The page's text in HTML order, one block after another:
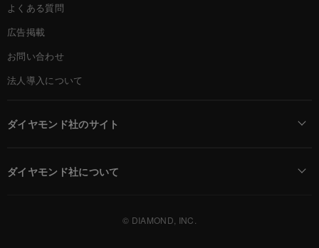
よくある質問
広告掲載
お問い合わせ
法人導入について
ダイヤモンド社のサイト
ダイヤモンド社について
© DIAMOND, INC.